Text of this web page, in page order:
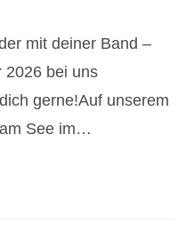
mit deiner Band –
2026 bei uns
gerne!Auf unserem
See im…